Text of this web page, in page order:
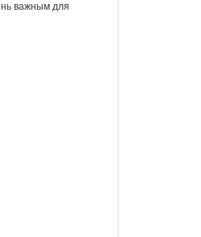
важным для